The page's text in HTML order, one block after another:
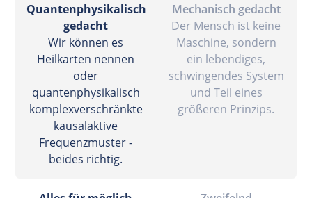
Quantenphysikalisch
gedacht
Wir können es
Heilkarten nennen
oder
quantenphysikalisch
komplexverschränkte
kausalaktive
Frequenzmuster -
beides richtig.
Mechanisch gedacht
Der Mensch ist keine
Maschine, sondern
ein lebendiges,
schwingendes System
und Teil eines
größeren Prinzips.